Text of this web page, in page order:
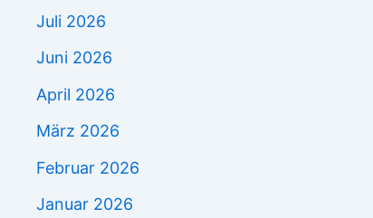
Juli 2026
Juni 2026
April 2026
März 2026
Februar 2026
Januar 2026